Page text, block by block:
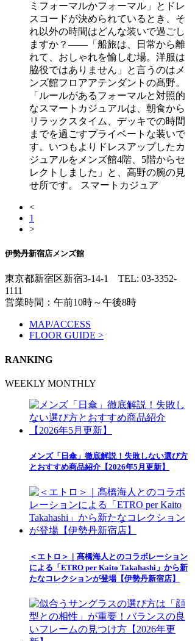
ミフォーマルかフォーマル」とドレ
スコードが決められているとき、そ
れ以外の時間はどんな装いで過ごし
ますか？――「船旅は、日常から離
れて、おしゃれを愉しむ場。洋服は
脇役ではありません」と言うのはメ
ンズ館フロアアテンダントの髙野。
「ルールがあるフォーマルと対照的
なスマートカジュアルは、朝食から
リラックスタイム、デッキでの時間
までを過ごすプライベートな装いで
す。いつもよりドレスアップしたカ
ジュアルをメンズ館4階、5階からセ
レクトしました」と、高野の腕の見
せ所です。 スマートカジュア
<
1
>
伊勢丹新宿店メンズ館
東京都新宿区新宿3-14-1 TEL: 03-3352-
1111
営業時間：午前10時～午後8時
MAP/ACCESS
FLOOR GUIDE >
RANKING
WEEKLY MONTHLY
メンズ「日傘」徹底解説！失敗しない選び方
とおすすめ商品紹介【2026年5月更新】
＜エトロ＞｜髙橋海人とのコラボレーション
による「ETRO per Kaito Takahashi」から新
たなコレクションが登場【伊勢丹新宿店】